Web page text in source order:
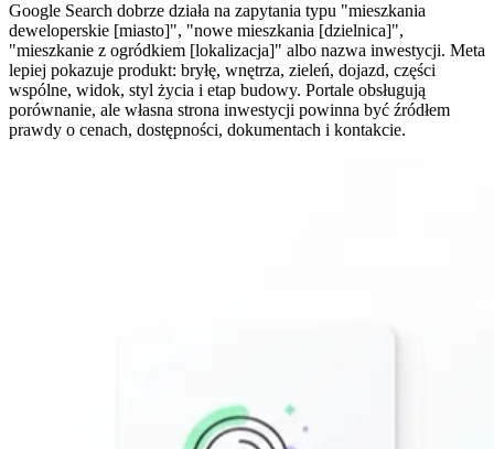
Google Search dobrze działa na zapytania typu "mieszkania
deweloperskie [miasto]", "nowe mieszkania [dzielnica]",
"mieszkanie z ogródkiem [lokalizacja]" albo nazwa inwestycji. Meta
lepiej pokazuje produkt: bryłę, wnętrza, zieleń, dojazd, części
wspólne, widok, styl życia i etap budowy. Portale obsługują
porównanie, ale własna strona inwestycji powinna być źródłem
prawdy o cenach, dostępności, dokumentach i kontakcie.